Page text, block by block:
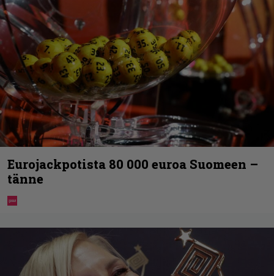
Eurojackpotista 80 000 euroa Suomeen –
tänne